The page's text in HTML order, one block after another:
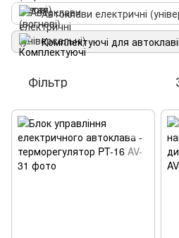
Автоклави електричні
Комплектуючі для
Фільтр